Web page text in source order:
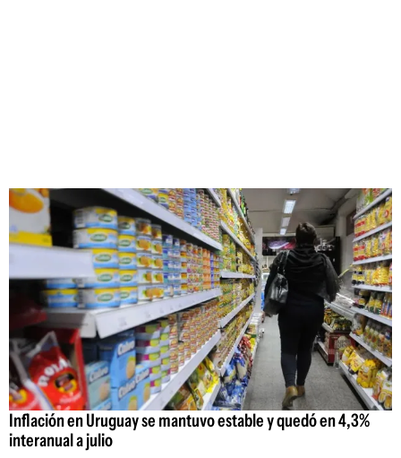
Inflación en Uruguay se mantuvo estable y quedó en 4,3%
interanual a julio